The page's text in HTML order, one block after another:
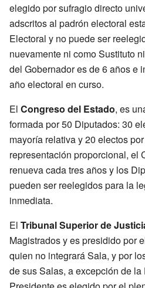
elegido por sufragio directo
adscritos al padrón electoral
Electoral y no puede ser
nuevamente ni como Sustituto
del Gobernador es de 6 años e
año electoral en curso.
El Congreso del Estado, es
formada por 50 Diputados: 30
mayoría relativa y 20 electos
representación proporcional, el
renueva cada tres años y los
pueden ser reelegidos para la
inmediata.
El Tribunal Superior de
Magistrados y es presidido por
quien no integrará Sala, y por
de sus Salas, a excepción de